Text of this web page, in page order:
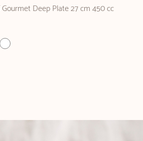
Gourmet Deep Plate 27 cm 450 cc